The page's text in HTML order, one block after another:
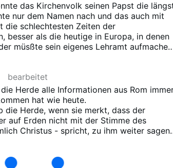
das Kirchenvolk seinen Papst die
nur dem Namen nach und das auch mit
die schlechtesten Zeiten der
besser als die heutige in Europa, in denen
müsßte sein eigenes Lehramt
Erkenntnis des Kirchenvolks nicht
bearbeitet
Herde alle Informationen aus Rom
hat wie heute.
die Herde, wenn sie merkt, dass der
auf Erden nicht mit der Stimme des
Christus - spricht, zu ihm weiter sagen
dagegen folgen sie" (die Schafe der
fliehen vielmehr vor ihm, weil sie die